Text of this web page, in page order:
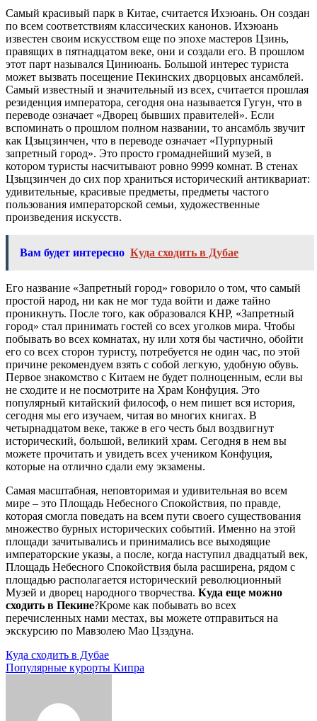
Самый красивый парк в Китае, считается Ихэюань. Он создан
по всем соответствиям классических канонов. Ихэюань
известен своим искусством еще по эпохе мастеров Цзинь,
правящих в пятнадцатом веке, они и создали его. В прошлом
этот парт назывался Циниюань. Большой интерес туриста
может вызвать посещение Пекинских дворцовых ансамблей.
Самый известный и значительный из всех, считается прошлая
резиденция императора, сегодня она называется Гугун, что в
переводе означает «Дворец бывших правителей». Если
вспоминать о прошлом полном названии, то ансамбль звучит
как Цзыцзинчен, что в переводе означает «Пурпурный
запретный город». Это просто громаднейший музей, в
котором туристы насчитывают ровно 9999 комнат. В стенах
Цзыцзинчен до сих пор храниться исторический антиквариат:
удивительные, красивые предметы, предметы частого
пользования императорской семьи, художественные
произведения искусств.
Вам будет интересно Куда сходить в Дубае
Его название «Запретный город» говорило о том, что самый
простой народ, ни как не мог туда войти и даже тайно
проникнуть. После того, как образовался КНР, «Запретный
город» стал принимать гостей со всех уголков мира. Чтобы
побывать во всех комнатах, ну или хотя бы частично, обойти
его со всех сторон туристу, потребуется не один час, по этой
причине рекомендуем взять с собой легкую, удобную обувь.
Первое знакомство с Китаем не будет полноценным, если вы
не сходите и не посмотрите на Храм Конфуция. Это
популярный китайский философ, о нем пишет вся история,
сегодня мы его изучаем, читая во многих книгах. В
четырнадцатом веке, также в его честь был воздвигнут
исторический, большой, великий храм. Сегодня в нем вы
можете прочитать и увидеть всех учеником Конфуция,
которые на отлично сдали ему экзамены.
Самая масштабная, неповторимая и удивительная во всем
мире – это Площадь Небесного Спокойствия, по правде,
которая смогла поведать на всем пути своего существования
множество бурных исторических событий. Именно на этой
площади зачитывались и принимались все выходящие
императорские указы, а после, когда наступил двадцатый век,
Площадь Небесного Спокойствия была расширена, рядом с
площадью располагается исторический революционный
Музей и дворец народного творчества. Куда еще можно
сходить в Пекине?Кроме как побывать во всех
перечисленных нами местах, вы можете отправиться на
экскурсию по Мавзолею Мао Цзэдуна.
Навигация
по
Куда сходить в Дубае
Популярные курорты Кипра